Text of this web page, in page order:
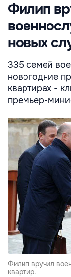
Филип
новых
335 семей
новогодние
квартирах -
премьер-
Филип вручил
квартир.